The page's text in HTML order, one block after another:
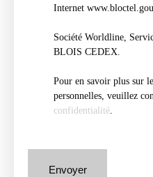
Internet
Société Worldline,
BLOIS CEDEX.
Pour en savoir plus sur
personnelles, veuillez
confidentialité
Envoyer